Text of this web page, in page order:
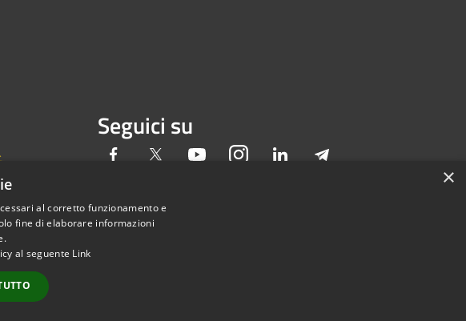
Seguici su
Facebook Twitter YoutubeInstagramLinkedIn
×
al corretto funzionamento e
fine di elaborare informazioni
al seguente Link